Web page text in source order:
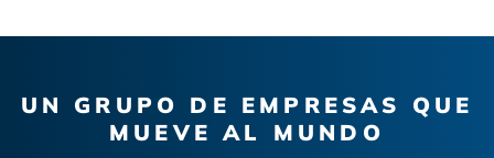
UN GRUPO DE EMPRESAS QUE
MUEVE AL MUNDO